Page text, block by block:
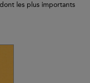
les plus importants